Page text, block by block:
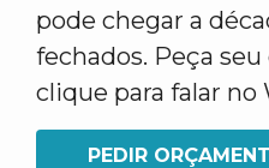
pode chegar a
fechados. Peça
clique para falar no
PEDIR